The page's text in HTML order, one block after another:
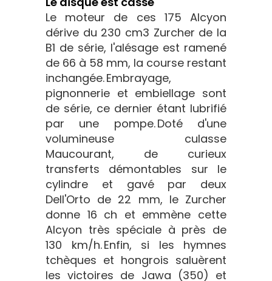
Le moteur de ces 175 Alcyon
dérive du 230 cm3 Zurcher de la
B1 de série, l'alésage est ramené
de 66 à 58 mm, la course restant
inchangée. Embrayage,
pignonnerie et embiellage sont
de série, ce dernier étant lubrifié
par une pompe. Doté d'une
volumineuse culasse
Maucourant, de curieux
transferts démontables sur le
cylindre et gavé par deux
Dell'Orto de 22 mm, le Zurcher
donne 16 ch et emmène cette
Alcyon très spéciale à près de
130 km/h. Enfin, si les hymnes
tchèques et hongrois saluèrent
les victoires de Jawa (350) et